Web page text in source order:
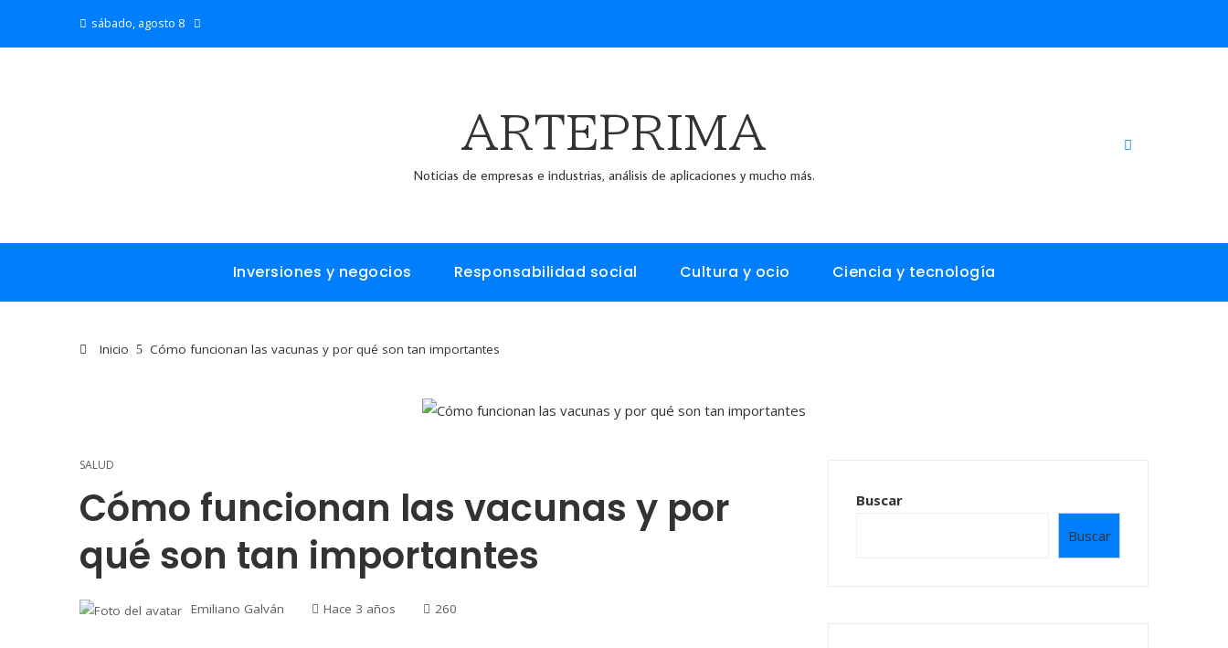
sábado, agosto 8
ARTEPRIMA
Noticias de empresas e industrias, análisis de aplicaciones y mucho más.
Inversiones y negocios Responsabilidad social Cultura y ocio Ciencia y tecnología
Inicio Cómo funcionan las vacunas y por qué son tan importantes
SALUD
Cómo funcionan las vacunas y por
qué son tan importantes
Emiliano Galván Hace 3 años 260
Buscar
Buscar